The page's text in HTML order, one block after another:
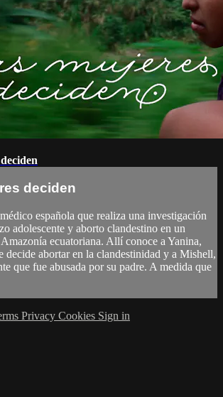
deciden
española que realiza una investigación
adolescente y aborto clandestino en un
ecuatoriana. Allí conoce a Yanina,
decide abortar en la clandestinidad y a Mishell,
que fue abusada por su padre. A medida que
Privacy Cookies Sign in